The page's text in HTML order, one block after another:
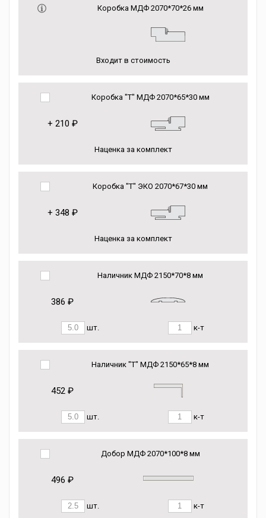
Коробка МДФ 2070*70*26 мм
Входит в стоимость
Коробка "Т" МДФ 2070*65*30 мм
+ 210 ₽
Наценка за комплект
Коробка "Т" ЭКО 2070*67*30 мм
+ 348 ₽
Наценка за комплект
Наличник МДФ 2150*70*8 мм
386 ₽
шт. к-т
Наличник "Т" МДФ 2150*65*8 мм
452 ₽
шт. к-т
Добор МДФ 2070*100*8 мм
496 ₽
шт. к-т